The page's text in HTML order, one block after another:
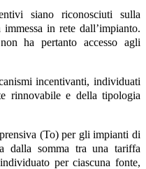
siano riconosciuti sulla
in rete dall’impianto.
ha pertanto accesso agli
incentivanti, individuati
rinnovabile e della tipologia
(To) per gli impianti di
dalla somma tra una tariffa
per ciascuna fonte,